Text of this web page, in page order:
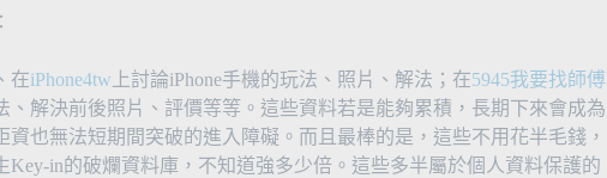
在iPhone4tw 上討論iPhone手機的玩法、照片、解法；在5945我要找師傅
解決前後照片、評價等等。這些資料若是能夠累積，長期下來會成為
也無法短期間突破的進入障礙。而且最棒的是，這些不用花半毛錢，
in的破爛資料庫，不知道強多少倍。這些多半屬於個人資料保護的